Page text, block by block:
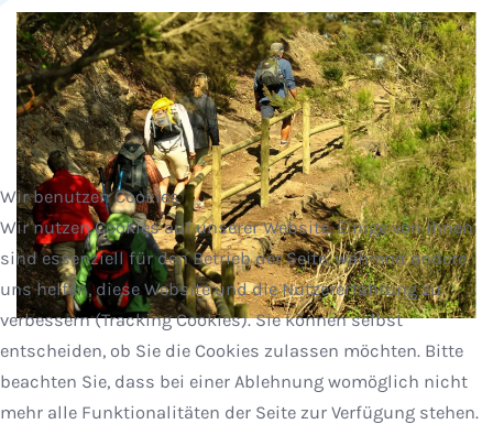
Wir benutzen Cookies
Wir nutzen Cookies auf unserer Website. Einige von ihnen
sind essenziell für den Betrieb der Seite, während andere
uns helfen, diese Website und die Nutzererfahrung zu
verbessern (Tracking Cookies). Sie können selbst
entscheiden, ob Sie die Cookies zulassen möchten. Bitte
beachten Sie, dass bei einer Ablehnung womöglich nicht
mehr alle Funktionalitäten der Seite zur Verfügung stehen.